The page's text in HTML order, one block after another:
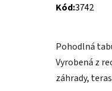
Kód:3742
Pohodlná
Vyrobená z
záhrady,